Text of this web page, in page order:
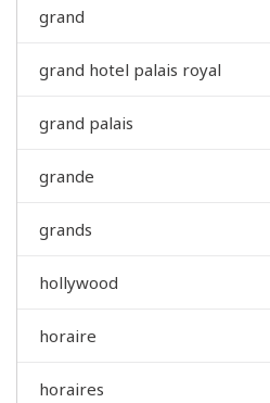
grand
grand hotel palais royal
grand palais
grande
grands
hollywood
horaire
horaires